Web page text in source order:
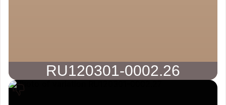
RU120301-0002.26